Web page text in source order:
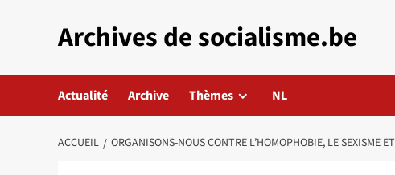
Archives de socialisme.be
Actualité Archive Thèmes NL
ACCUEIL ORGANISONS-NOUS CONTRE L’HOMOPHOBIE, LE SEXISME